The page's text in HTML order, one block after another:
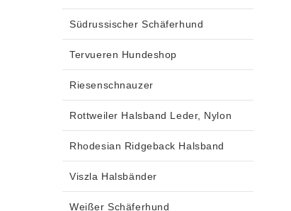
Südrussischer Schäferhund
Tervueren Hundeshop
Riesenschnauzer
Rottweiler Halsband Leder, Nylon
Rhodesian Ridgeback Halsband
Viszla Halsbänder
Weißer Schäferhund